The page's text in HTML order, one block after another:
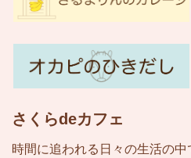
さくらdeカフェ
時間に追われる日々の生活の中